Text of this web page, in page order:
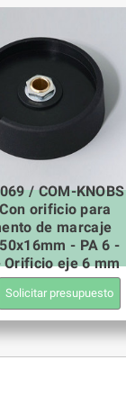
/ COM-KNOBS
orificio para
de marcaje
- PA 6 -
Orificio eje 6 mm
Solicitar presupuesto